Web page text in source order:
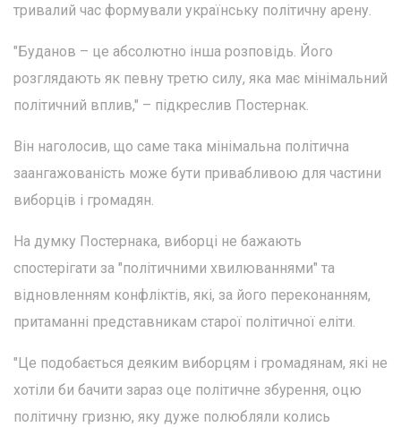
тривалий час формували українську політичну арену.
"Буданов – це абсолютно інша розповідь. Його
розглядають як певну третю силу, яка має мінімальний
політичний вплив," – підкреслив Постернак.
Він наголосив, що саме така мінімальна політична
заангажованість може бути привабливою для частини
виборців і громадян.
На думку Постернака, виборці не бажають
спостерігати за "політичними хвилюваннями" та
відновленням конфліктів, які, за його переконанням,
притаманні представникам старої політичної еліти.
"Це подобається деяким виборцям і громадянам, які не
хотіли би бачити зараз оце політичне збурення, оцю
політичну гризню, яку дуже полюбляли колись